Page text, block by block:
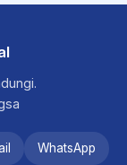
WhatsApp